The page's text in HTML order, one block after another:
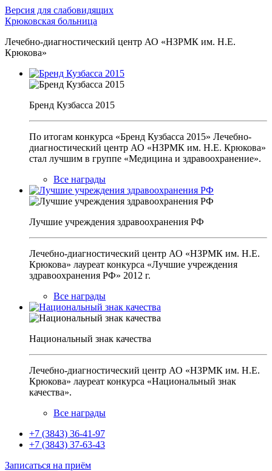
Версия для слабовидящих
Крюковская больница
Лечебно-диагностический центр АО «НЗРМК им. Н.Е.
Крюкова»
Бренд Кузбасса 2015
По итогам конкурса «Бренд Кузбасса 2015» Лечебно-
диагностический центр АО «НЗРМК им. Н.Е. Крюкова»
стал лучшим в группе «Медицина и здравоохранение».
Все награды
Лучшие учреждения здравоохранения РФ
Лечебно-диагностический центр АО «НЗРМК им. Н.Е.
Крюкова» лауреат конкурса «Лучшие учреждения
здравоохранения РФ» 2012 г.
Все награды
Национальный знак качества
Лечебно-диагностический центр АО «НЗРМК им. Н.Е.
Крюкова» лауреат конкурса «Национальный знак
качества».
Все награды
+7 (3843) 36-41-97
+7 (3843) 37-63-43
Записаться на приём